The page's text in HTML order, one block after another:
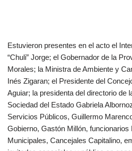
Estuvieron presentes en el acto el
“Chuli” Jorge; el Gobernador de la
Morales; la Ministra de Ambiente y
Inés Zigaran; el Presidente del
Aguiar; la presidenta del directorio de
Sociedad del Estado Gabriela
Servicios Públicos, Guillermo
Gobierno, Gastón Millón, funcionarios
Municipales, Cancejales Capitalino,